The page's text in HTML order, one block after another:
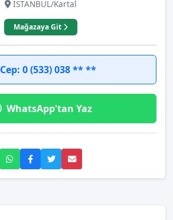
İSTANBUL/Kartal
Mağazaya Git
Cep: 0 (533) 038 ** **
WhatsApp'tan Yaz